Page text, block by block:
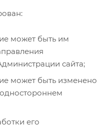
может быть им
сайта;
может быть изменено
его